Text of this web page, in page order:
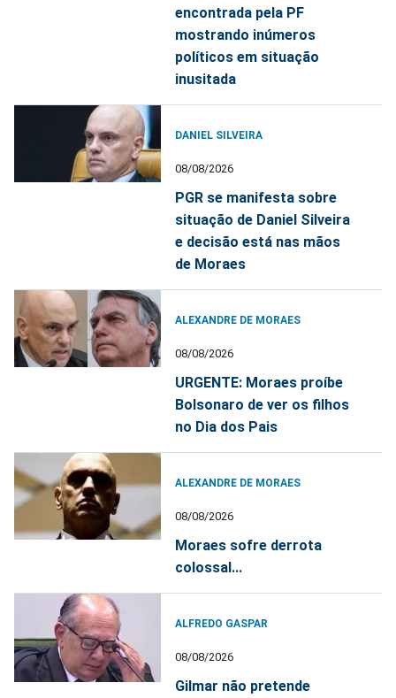
encontrada pela PF
mostrando inúmeros
políticos em situação
inusitada
DANIEL SILVEIRA
08/08/2026
PGR se manifesta sobre
situação de Daniel Silveira
e decisão está nas mãos
de Moraes
ALEXANDRE DE MORAES
08/08/2026
URGENTE: Moraes proíbe
Bolsonaro de ver os filhos
no Dia dos Pais
ALEXANDRE DE MORAES
08/08/2026
Moraes sofre derrota
colossal...
ALFREDO GASPAR
08/08/2026
Gilmar não pretende